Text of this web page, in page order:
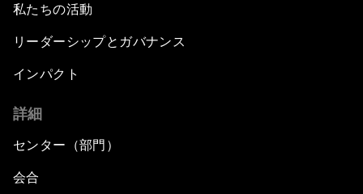
私たちの活動
リーダーシップとガバナンス
インパクト
詳細
センター（部門）
会合